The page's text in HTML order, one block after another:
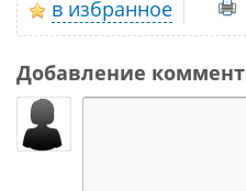
в избранное
Добавление